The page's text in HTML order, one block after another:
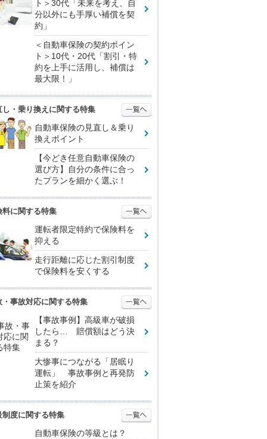
ト＞30代「未来を考え、自
分以外にも手厚い補償を契
約」
＜自動車保険の契約ポイン
ト＞10代・20代「割引・特
約を上手に活用し、補償は
最大限！」
し・乗り換えに関する特集
自動車保険の見直し＆乗り
換えポイント
【今どき任意自動車保険の
選び方】自分の条件に合っ
たプランを細かく選ぶ！
料に関する特集
運転者限定特約で保険料を
抑える
走行距離に応じた割引制度
で保険料を安くする
・事故対応に関する特集
【事故事例】高級車が破損
したら… 賠償額はどう決
まる？
大惨事につながる「居眠り
運転」 事故事例と再発防
止策を紹介
制度に関する特集
自動車保険の等級とは？